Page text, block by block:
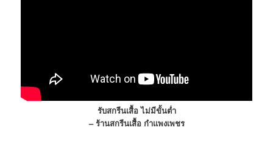
รับสกรีนเสื้อ ไม่มีขั้นต่ำ
– ร้านสกรีนเสื้อ กำแพงเพชร